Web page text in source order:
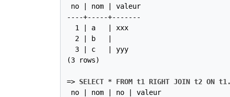
no | nom | valeur
----+-----+-------
  1 | a   | xxx
  2 | b   |
  3 | c   | yyy
(3 rows)
=> SELECT * FROM t1 RIGHT JOIN t2 ON
no | nom | no | valeur